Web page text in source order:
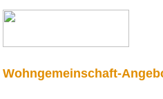
Wohngemeinschaft-